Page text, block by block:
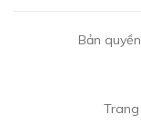
Bản
Trang